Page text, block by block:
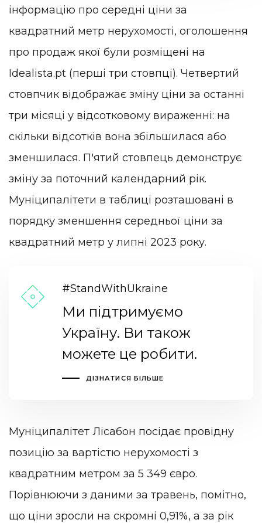
інформацію про середні ціни за
квадратний метр нерухомості, оголошення
про продаж якої були розміщені на
Idealista.pt (перші три стовпці). Четвертий
стовпчик відображає зміну ціни за останні
три місяці у відсотковому вираженні: на
скільки відсотків вона збільшилася або
зменшилася. П'ятий стовпець демонструє
зміну за поточний календарний рік.
Муніципалітети в таблиці розташовані в
порядку зменшення середньої ціни за
квадратний метр у липні 2023 року.
#StandWithUkraine
Ми підтримуємо
Україну. Ви також
можете це робити.
ДІЗНАТИСЯ БІЛЬШЕ
Муніципалітет Лісабон посідає провідну
позицію за вартістю нерухомості з
квадратним метром за 5 349 євро.
Порівнюючи з даними за травень, помітно,
що ціни зросли на скромні 0,91%, а за рік